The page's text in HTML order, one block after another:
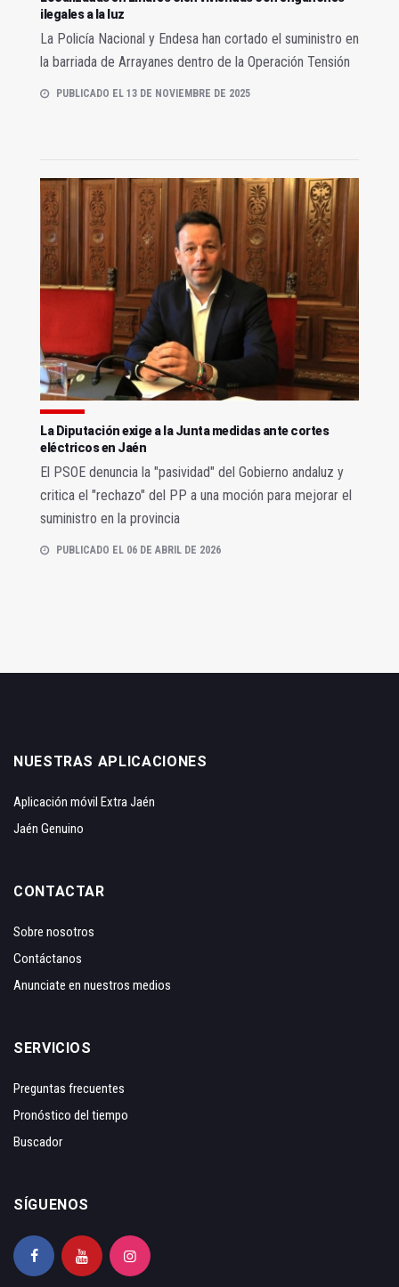
ilegales a la luz
La Policía Nacional y Endesa han cortado el suministro en
la barriada de Arrayanes dentro de la Operación Tensión
PUBLICADO EL 13 DE NOVIEMBRE DE 2025
La Diputación exige a la Junta medidas ante cortes
eléctricos en Jaén
El PSOE denuncia la "pasividad" del Gobierno andaluz y
critica el "rechazo" del PP a una moción para mejorar el
suministro en la provincia
PUBLICADO EL 06 DE ABRIL DE 2026
NUESTRAS APLICACIONES
Aplicación móvil Extra Jaén
Jaén Genuino
CONTACTAR
Sobre nosotros
Contáctanos
Anunciate en nuestros medios
SERVICIOS
Preguntas frecuentes
Pronóstico del tiempo
Buscador
SÍGUENOS